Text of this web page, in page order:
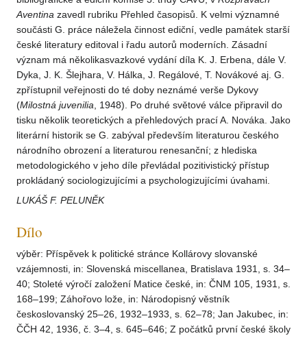
Aventina zavedl rubriku Přehled časopisů. K velmi významné
součásti G. práce náležela činnost ediční, vedle památek starší
české literatury editoval i řadu autorů moderních. Zásadní
význam má několikasvazkové vydání díla K. J. Erbena, dále V.
Dyka, J. K. Šlejhara, V. Hálka, J. Regálové, T. Novákové aj. G.
zpřístupnil veřejnosti do té doby neznámé verše Dykovy
(Milostná juvenilia , 1948). Po druhé světové válce připravil do
tisku několik teoretických a přehledových prací A. Nováka. Jako
literární historik se G. zabýval především literaturou českého
národního obrození a literaturou renesanční; z hlediska
metodologického v jeho díle převládal pozitivistický přístup
prokládaný sociologizujícími a psychologizujícími úvahami.
LUKÁŠ F. PELUNĚK
Dílo
výběr: Příspěvek k politické stránce Kollárovy slovanské
vzájemnosti, in: Slovenská miscellanea, Bratislava 1931, s. 34–
40; Stoleté výročí založení Matice české, in: ČNM 105, 1931, s.
168–199; Záhořovo lože, in: Národopisný věstník
českoslovanský 25–26, 1932–1933, s. 62–78; Jan Jakubec, in:
ČČH 42, 1936, č. 3–4, s. 645–646; Z počátků první české školy